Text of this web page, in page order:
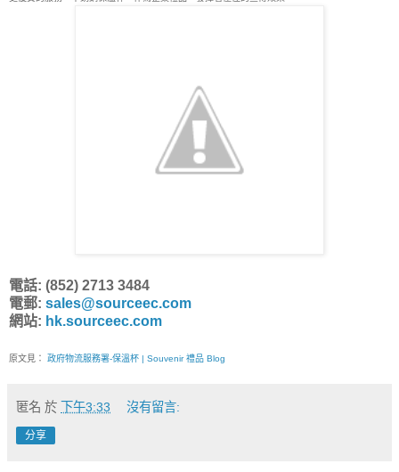
電話: (852) 2713 3484
電郵: sales@sourceec.com
網站: hk.sourceec.com
原文見： 政府物流服務署-保溫杯 | Souvenir 禮品 Blog
匿名 於 下午3:33 沒有留言:
分享